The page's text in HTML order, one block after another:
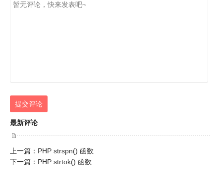
提交评论
最新评论
上一篇： PHP strspn() 函数
下一篇： PHP strtok() 函数